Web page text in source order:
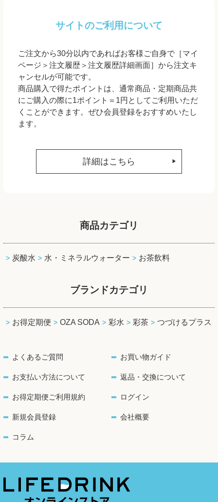
サイトのご利用について
ご注文から30分以内であればお客様ご自身で［マイ
ページ＞注文履歴＞注文履歴詳細画面］から注文キ
ャンセルが可能です。
商品購入で得たポイントは、通常商品・定期商品共
にご購入の際に1ポイント＝1円としてご利用いただ
くことができます。ぜひ会員登録をおすすめいたし
ます。
詳細はこちら
商品カテゴリ
炭酸水 水・ミネラルウォーター お茶飲料
ブランドカテゴリ
お得定期便 OZA SODA 彩水 彩茶 つづけるプラス
よくあるご質問 お買い物ガイド
お支払い方法について 返品・交換について
お得定期便ご利用規約 ログイン
新規会員登録 会社概要
コラム